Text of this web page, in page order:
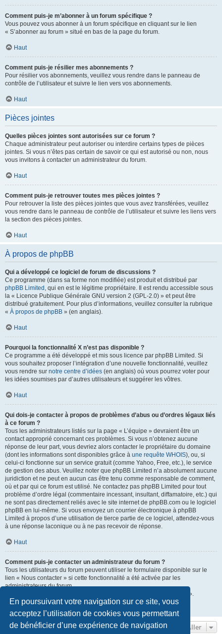
En poursuivant votre navigation sur ce site, vous
acceptez l’utilisation de cookies vous permettant
de bénéficier d’une expérience de navigation
Comment puis-je m’abonner à un forum spécifique ?
Vous pouvez vous abonner à un forum spécifique en cliquant sur le lien
« S’abonner au forum » situé en bas de la page du forum.
Haut
Comment puis-je résilier mes abonnements ?
Pour résilier vos abonnements, veuillez vous rendre dans le panneau de
contrôle de l’utilisateur et suivre le lien vers vos abonnements.
Haut
Pièces jointes
Quelles pièces jointes sont autorisées sur ce forum ?
Chaque administrateur peut autoriser ou interdire certains types de pièces
jointes. Si vous n’êtes pas certain de savoir ce qui est autorisé ou non, nous
vous invitons à contacter un administrateur du forum.
Haut
Comment puis-je retrouver toutes mes pièces jointes ?
Pour retrouver la liste des pièces jointes que vous avez transférées, veuillez
vous rendre dans le panneau de contrôle de l’utilisateur et suivre les liens vers
la section des pièces jointes.
Haut
À propos de phpBB
Qui a développé ce logiciel de forum de discussions ?
Ce programme (dans sa forme non modifiée) est produit et distribué par
phpBB Limited , qui en est le légitime propriétaire. Il est rendu accessible sous
la « Licence Publique Générale GNU version 2 (GPL-2.0) » et peut être
distribué gratuitement. Pour plus d’informations, veuillez consulter la rubrique
« À propos de phpBB » (en anglais).
Haut
Pourquoi la fonctionnalité X n’est pas disponible ?
Ce programme a été développé et mis sous licence par phpBB Limited. Si
vous souhaitez proposer l’intégration d’une nouvelle fonctionnalité, veuillez
vous rendre sur notre centre d’idées (en anglais) où vous pourrez voter pour
les idées soumises par d’autres utilisateurs et suggérer les vôtres.
Haut
Qui dois-je contacter à propos de problèmes d’abus ou d’ordres légaux liés
à ce forum ?
Tous les administrateurs listés sur la page « L’équipe » devraient être un
contact approprié concernant ces problèmes. Si vous n’obtenez aucune
réponse de leur part, vous devriez alors contacter le propriétaire du domaine
(dont les informations sont disponibles grâce à une requête WHOIS), ou, si
celui-ci fonctionne sur un service gratuit (comme Yahoo, Free, etc.), le service
de gestion des abus. Veuillez noter que phpBB Limited n’a absolument aucune
juridiction et ne peut en aucun cas être tenu comme responsable de comment,
où et par qui ce forum est utilisé. Ne contactez pas phpBB Limited pour tout
problème d’ordre légal (commentaire incessant, insultant, diffamatoire, etc.) qui
ne sont pas directement reliés avec le site internet de phpBB.com ou le logiciel
phpBB en lui-même. Si vous envoyez un courrier électronique à phpBB
Limited à propos d’une utilisation de tierce partie de ce logiciel, attendez-vous
à une réponse laconique ou à ne pas recevoir de réponse.
Haut
Comment puis-je contacter un administrateur du forum ?
Tous les utilisateurs du forum peuvent utiliser le formulaire disponible sur le
lien « Nous contacter » si cette fonctionnalité a été activée par les
administrateurs du forum.
Les membres du forum peuvent également utiliser le lien « L’équipe ».
Aller